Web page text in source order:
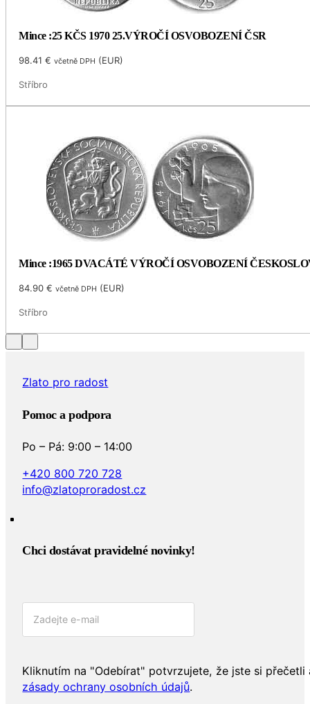
Mince :25 KČS 1970 25.VÝROČÍ OSVOBOZENÍ ČSR
98.41€ včetně DPH (EUR)
Stříbro
Mince :1965 DVACÁTÉ VÝROČÍ OSVOBOZENÍ
84.90€ včetně DPH (EUR)
Stříbro
Zlato pro radost
Pomoc a podpora
Po – Pá: 9:00 – 14:00
+420 800 720 728
info@zlatoproradost.cz
Chci dostávat pravidelné novinky!​
Kliknutím na "Odebírat" potvrzujete, že jste si přečetli
zásady ochrany osobních údajů.